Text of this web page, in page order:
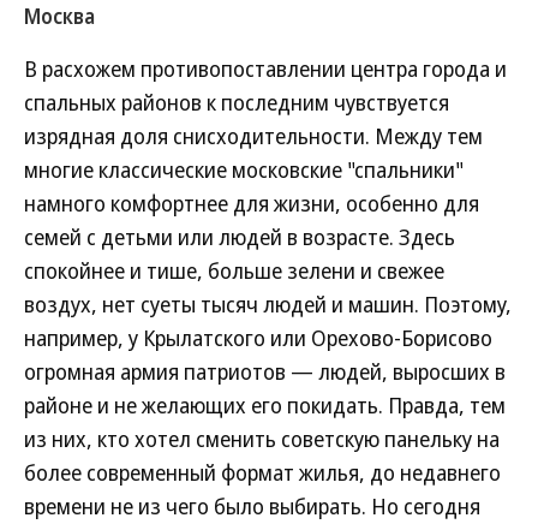
Москва
В расхожем противопоставлении центра города и
спальных районов к последним чувствуется
изрядная доля снисходительности. Между тем
многие классические московские "спальники"
намного комфортнее для жизни, особенно для
семей с детьми или людей в возрасте. Здесь
спокойнее и тише, больше зелени и свежее
воздух, нет суеты тысяч людей и машин. Поэтому,
например, у Крылатского или Орехово-Борисово
огромная армия патриотов — людей, выросших в
районе и не желающих его покидать. Правда, тем
из них, кто хотел сменить советскую панельку на
более современный формат жилья, до недавнего
времени не из чего было выбирать. Но сегодня